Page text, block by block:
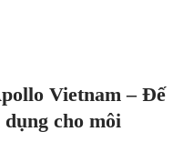
Vietnam – Đế
cho môi